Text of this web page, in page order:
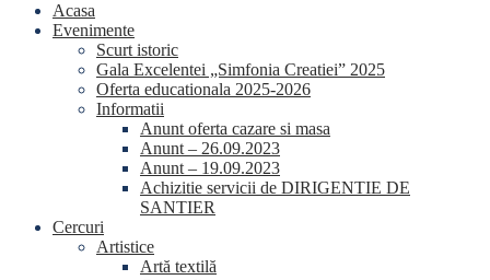
Acasa
Evenimente
Scurt istoric
Gala Excelentei „Simfonia Creatiei” 2025
Oferta educationala 2025-2026
Informatii
Anunt oferta cazare si masa
Anunt – 26.09.2023
Anunt – 19.09.2023
Achizitie servicii de DIRIGENTIE DE
SANTIER
Cercuri
Artistice
Artă textilă